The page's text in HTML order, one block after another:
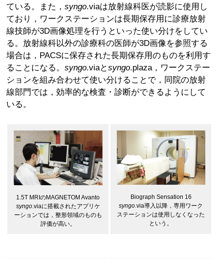
ている。また，syngo.viaは放射線科医が読影に使用し
ており，ワークステーションは長期保存用に診療放射
線技師が3D画像処理を行うといった使い分けをしてい
る。放射線科以外の診療科の医師が3D画像を参照する
場合は，PACSに保存された長期保存用のものを利用す
ることになる。syngo.viaとsyngo.plaza，ワークステー
ションを組み合わせて使い分けることで，同院の放射
線部門では，効率的な検査・診断ができるようにして
いる。
1.5T MRIのMAGNETOM Avanto
syngo.viaに搭載されたアプリケ
ーションでは，整形領域のものも
評価が高い。
Biograph Sensation 16
syngo.via導入以降，専用ワーク
ステーションは使用しなくなった
という。